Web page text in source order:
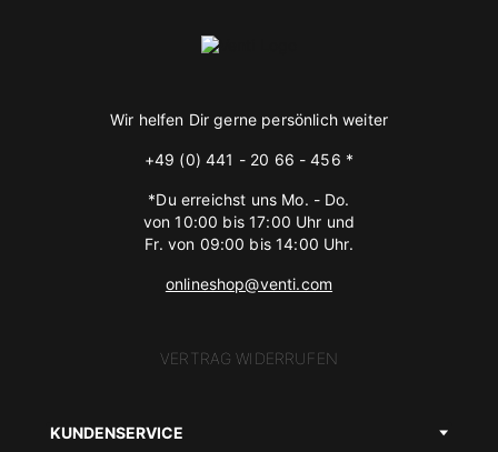
Wir helfen Dir gerne persönlich weiter
+49 (0) 441 - 20 66 - 456 *
*Du erreichst uns Mo. - Do.
von 10:00 bis 17:00 Uhr und
Fr. von 09:00 bis 14:00 Uhr.
onlineshop@venti.com
VERTRAG WIDERRUFEN
KUNDENSERVICE